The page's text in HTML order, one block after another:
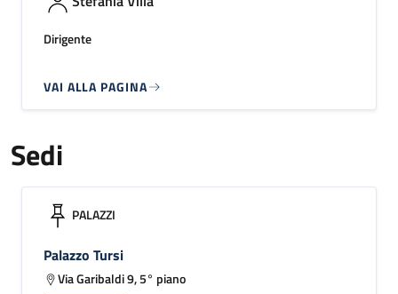
Dirigente
VAI ALLA PAGINA
Sedi
PALAZZI
Palazzo Tursi
Via Garibaldi 9, 5° piano